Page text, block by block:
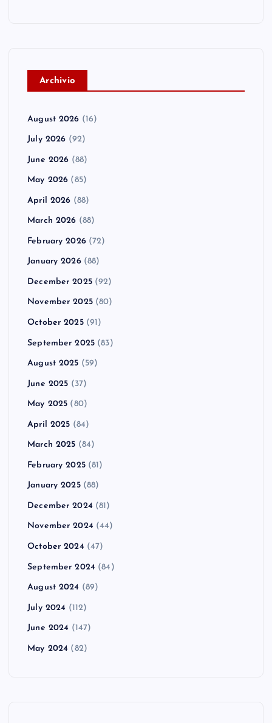
Archivio
August 2026 (16)
July 2026 (92)
June 2026 (88)
May 2026 (85)
April 2026 (88)
March 2026 (88)
February 2026(72)
January 2026(88)
December 2025(92)
November 2025(80)
October 2025(91)
September 2025 (83)
August 2025 (59)
June 2025 (37)
May 2025 (80)
April 2025 (84)
March 2025 (84)
February 2025(81)
January 2025(88)
December 2024 (81)
November 2024 (44)
October 2024 (47)
September 2024 (84)
August 2024 (89)
July 2024 (112)
June 2024 (147)
May 2024 (82)